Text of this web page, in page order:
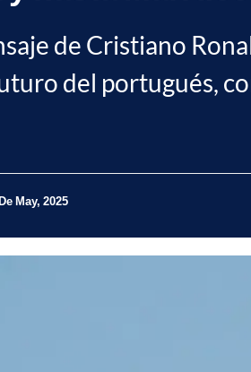
de Cristiano
del portugués,
May, 2025